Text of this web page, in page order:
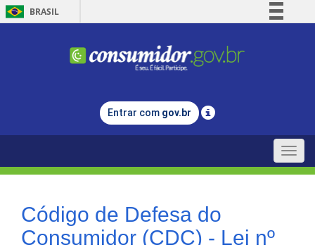
BRASIL
Comunica BR
Legislação
Entrar com gov.br
Toggle
Código de Defesa do
Consumidor (CDC) - Lei nº